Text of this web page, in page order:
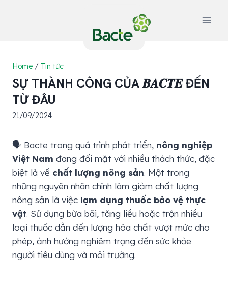
Home / Tin tức
SỰ THÀNH CÔNG CỦA 𝑩𝑨𝑪𝑻𝑬 ĐẾN
TỪ ĐÂU
21/09/2024
🗣 Bacte trong quá trình phát triển, nông nghiệp
Việt Nam đang đối mặt với nhiều thách thức, đặc
biệt là về chất lượng nông sản. Một trong
những nguyên nhân chính làm giảm chất lượng
nông sản là việc lạm dụng thuốc bảo vệ thực
vật. Sử dụng bừa bãi, tăng liều hoặc trộn nhiều
loại thuốc dẫn đến lượng hóa chất vượt mức cho
phép, ảnh hưởng nghiêm trọng đến sức khỏe
người tiêu dùng và môi trường.